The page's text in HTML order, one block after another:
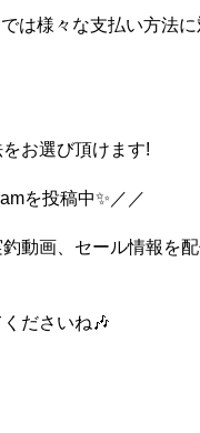
は様々な支払い方法に
お選び頂けます!
を投稿中✨／／
動画、セール情報を
ださいね🎶